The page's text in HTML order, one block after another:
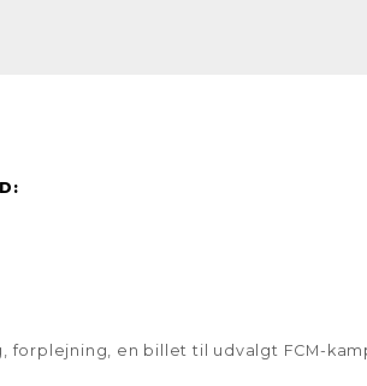
en billet til udvalgt FCM-